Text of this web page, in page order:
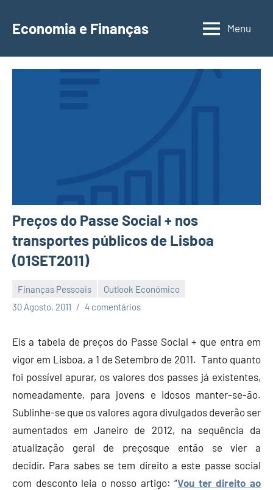
para
conteúdo
Economia e Finanças
Depósitos
Menu
Preços do Passe Social + nos
transportes públicos de Lisboa
(01SET2011)
Finanças Pessoais
Outlook Económico
30 Agosto, 2011
Economia
Finanças
4 comentários
Eis a tabela de preços do Passe Social + que entra em
vigor em Lisboa, a 1 de Setembro de 2011. Tanto quanto
foi possível apurar, os valores dos passes já existentes,
nomeadamente, para jovens e idosos manter-se-ão.
Sublinhe-se que os valores agora divulgados deverão ser
aumentados em Janeiro de 2012, na sequência da
atualização geral de preçosque então se vier a
decidir. Para sabes se tem direito a este passe social
com desconto leia o nosso artigo: “Vou ter direito ao